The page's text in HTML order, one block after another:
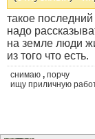
такое
надо
на земле люди
из того что есть.
снимаю , порчу
ищу приличную